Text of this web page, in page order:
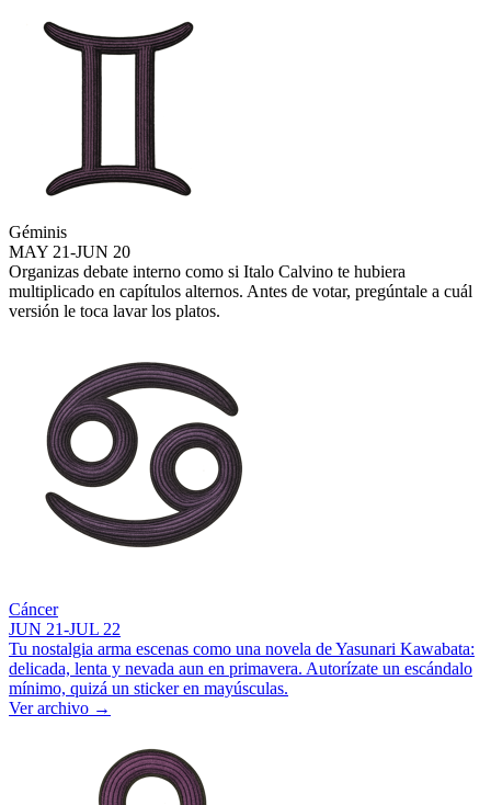
Géminis
MAY 21-JUN 20
Organizas debate interno como si Italo Calvino te hubiera
multiplicado en capítulos alternos. Antes de votar, pregúntale a cuál
versión le toca lavar los platos.
Cáncer
JUN 21-JUL 22
Tu nostalgia arma escenas como una novela de Yasunari Kawabata:
delicada, lenta y nevada aun en primavera. Autorízate un escándalo
mínimo, quizá un sticker en mayúsculas.
Ver archivo →